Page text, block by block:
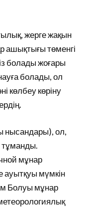
жерге жақын
ашықтығы төменгі
болады жоғары
болады, ол
көлбеу көріну
нысандары), ол,
тұманды.
мұнар
ауытқуы мүмкін
Болуы мұнар